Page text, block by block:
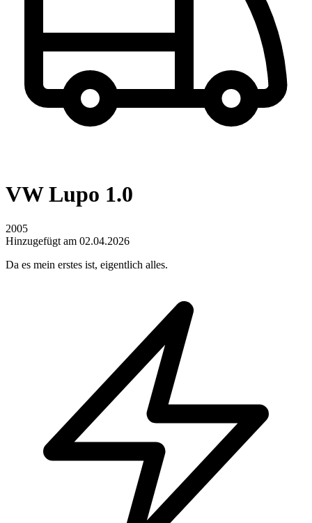
VW Lupo 1.0
2005
Hinzugefügt am 02.04.2026
Da es mein erstes ist, eigentlich alles.